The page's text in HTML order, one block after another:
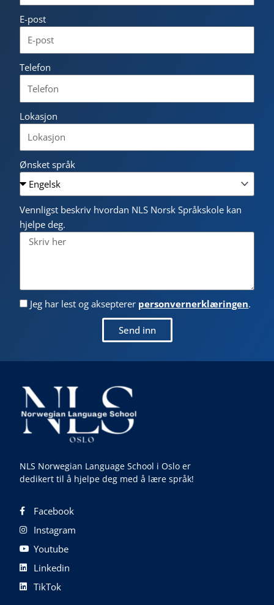
E-post
Telefon
Lokasjon
Ønsket språk
Vennligst beskriv hvordan NLS Norsk Språkskole kan
hjelpe deg.
Jeg har lest og aksepterer personvernerklæringen.
Send inn
NLS Norwegian Language School i Oslo er
dedikert til å hjelpe deg med å lære språk!
Facebook
Instagram
Youtube
Linkedin
TikTok